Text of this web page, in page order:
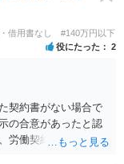
借用書なし #140万円以下
役にたった 2
契約書がない場合で
の合意があったと認
労働契約書がない事